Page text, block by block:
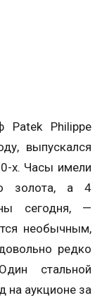
Patek Philippe
выпускался
х. Часы имели
золота, а 4
сегодня, —
необычным,
редко
стальной
на аукционе за